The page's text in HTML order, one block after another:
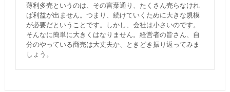
薄利多売というのは、その言葉通り、たくさん売らなけれ
ば利益が出ません。つまり、続けていくために大きな規模
が必要だということです。しかし、会社は小さいのです。
そんなに簡単に大きくはなりません。経営者の皆さん、自
分のやっている商売は大丈夫か、ときどき振り返ってみま
しょう。